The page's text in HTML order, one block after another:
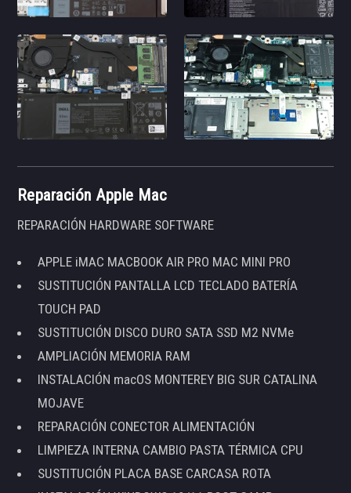
Reparación Apple Mac
REPARACIÓN HARDWARE SOFTWARE
APPLE iMAC MACBOOK AIR PRO MAC MINI PRO
SUSTITUCIÓN PANTALLA LCD TECLADO BATERÍA
TOUCH PAD
SUSTITUCIÓN DISCO DURO SATA SSD M2 NVMe
AMPLIACIÓN MEMORIA RAM
INSTALACIÓN macOS MONTEREY BIG SUR CATALINA
MOJAVE
REPARACIÓN CONECTOR ALIMENTACIÓN
LIMPIEZA INTERNA CAMBIO PASTA TÉRMICA CPU
SUSTITUCIÓN PLACA BASE CARCASA ROTA